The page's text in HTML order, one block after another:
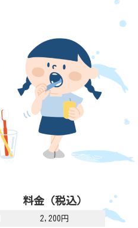
料金（税込）
2,200円